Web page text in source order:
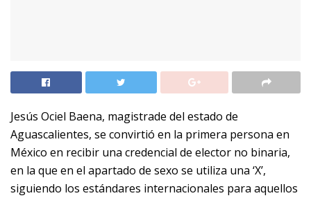
Jesús Ociel Baena, magistrade del estado de
Aguascalientes, se convirtió en la primera persona en
México en recibir una credencial de elector no binaria,
en la que en el apartado de sexo se utiliza una ‘X’,
siguiendo los estándares internacionales para aquellos